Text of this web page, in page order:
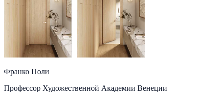
Франко Поли
Профессор Художественной Академии Венеции